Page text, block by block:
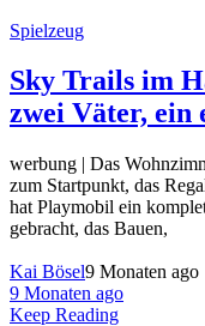
Spielzeug
Sky Trails im
zwei Väter, ein
werbung | Das
zum Startpunkt, das
hat Playmobil ein
gebracht, das Bauen,
Kai Bösel9 Monaten ago
9 Monaten ago
Keep Reading